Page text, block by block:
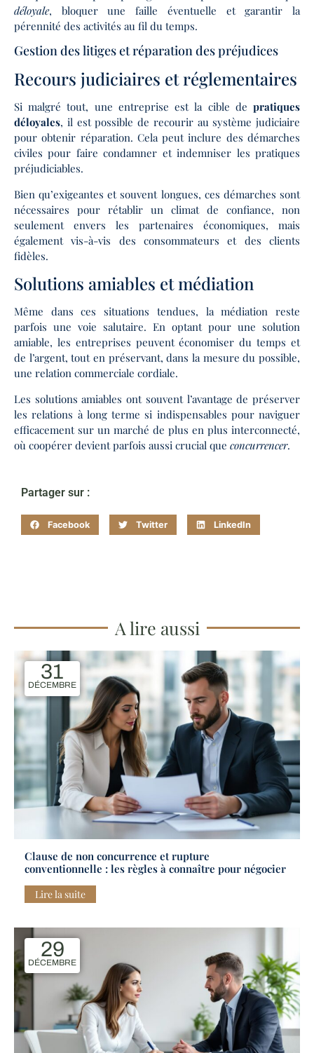
déloyale, bloquer une faille éventuelle et garantir la
pérennité des activités au fil du temps.
Gestion des litiges et réparation des préjudices
Recours judiciaires et réglementaires
Si malgré tout, une entreprise est la cible de pratiques
déloyales, il est possible de recourir au système judiciaire
pour obtenir réparation. Cela peut inclure des démarches
civiles pour faire condamner et indemniser les pratiques
préjudiciables.
Bien qu’exigeantes et souvent longues, ces démarches sont
nécessaires pour rétablir un climat de confiance, non
seulement envers les partenaires économiques, mais
également vis-à-vis des consommateurs et des clients
fidèles.
Solutions amiables et médiation
Même dans ces situations tendues, la médiation reste
parfois une voie salutaire. En optant pour une solution
amiable, les entreprises peuvent économiser du temps et
de l’argent, tout en préservant, dans la mesure du possible,
une relation commerciale cordiale.
Les solutions amiables ont souvent l’avantage de préserver
les relations à long terme si indispensables pour naviguer
efficacement sur un marché de plus en plus interconnecté,
où coopérer devient parfois aussi crucial que concurrencer.
Partager sur :
Facebook Twitter LinkedIn
A lire aussi
31
DÉCEMBRE
Clause de non concurrence et rupture
conventionnelle : les règles à connaître pour négocier
Lire la suite
29
DÉCEMBRE